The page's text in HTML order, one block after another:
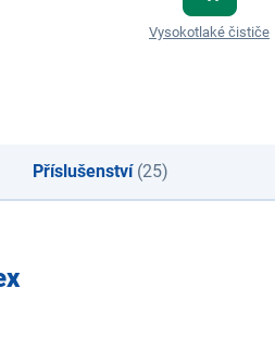
Vysokotlaké čističe
Příslušenství(25)